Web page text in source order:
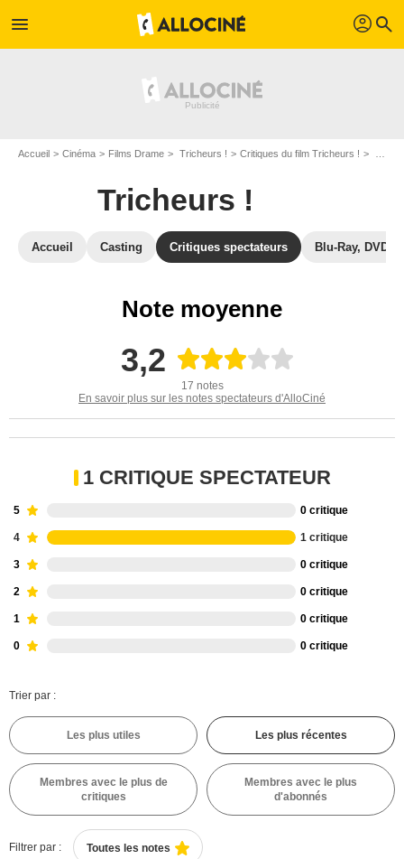
menu profil search
Accueil Cinéma Films Drame Tricheurs ! Critiques du film Tricheurs !
Tricheurs !
Accueil Casting Critiques spectateurs Blu-Ray, DVD
Note moyenne
3,2
17 notes
En savoir plus sur les notes spectateurs d'AlloCiné
1 CRITIQUE SPECTATEUR
5 0 critique
4 1 critique
3 0 critique
2 0 critique
1 0 critique
0 0 critique
Trier par :
Les plus utiles Les plus récentes
Membres avec le plus de
critiques
Membres avec le plus
d'abonnés
Filtrer par : Toutes les notes